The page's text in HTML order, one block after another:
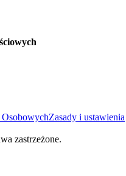
Zasady i ustawienia
zastrzeżone.